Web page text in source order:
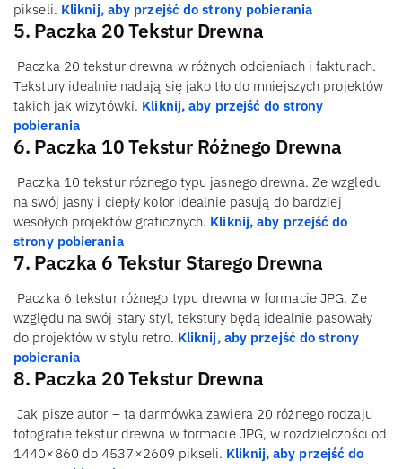
pikseli. Kliknij, aby przejść do strony pobierania
5. Paczka 20 Tekstur Drewna
Paczka 20 tekstur drewna w różnych odcieniach i fakturach.
Tekstury idealnie nadają się jako tło do mniejszych projektów
takich jak wizytówki. Kliknij, aby przejść do strony
pobierania
6. Paczka 10 Tekstur Różnego Drewna
Paczka 10 tekstur różnego typu jasnego drewna. Ze względu
na swój jasny i ciepły kolor idealnie pasują do bardziej
wesołych projektów graficznych. Kliknij, aby przejść do
strony pobierania
7. Paczka 6 Tekstur Starego Drewna
Paczka 6 tekstur różnego typu drewna w formacie JPG. Ze
względu na swój stary styl, tekstury będą idealnie pasowały
do projektów w stylu retro. Kliknij, aby przejść do strony
pobierania
8. Paczka 20 Tekstur Drewna
Jak pisze autor – ta darmówka zawiera 20 różnego rodzaju
fotografie tekstur drewna w formacie JPG, w rozdzielczości od
1440×860 do 4537×2609 pikseli. Kliknij, aby przejść do